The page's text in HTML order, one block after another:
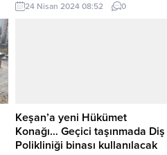
Beylikdüzü Belediyesi ile Defne
neşesine velilerde eşlik etti
24 Nisan 2024 08:52 0
Keşan’a yeni Hükümet
Konağı… Geçici taşınmada Diş
Polikliniği binası kullanılacak